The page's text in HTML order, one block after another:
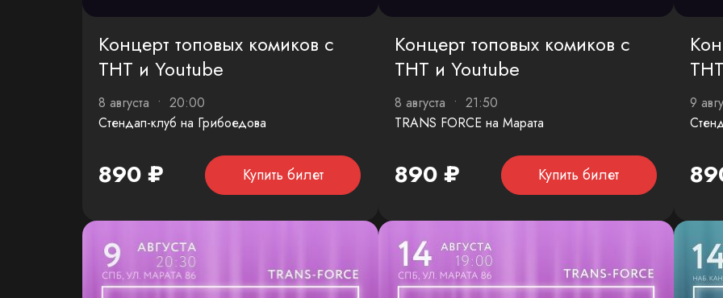
Концерт топовых комиков с
ТНТ и Youtube
8 августа • 20:00
Стендап-клуб на Грибоедова
890 ₽ Купить билет
Концерт топовых комиков с
ТНТ и Youtube
8 августа • 21:50
TRANS FORCE на Марата
890 ₽ Купить билет
9